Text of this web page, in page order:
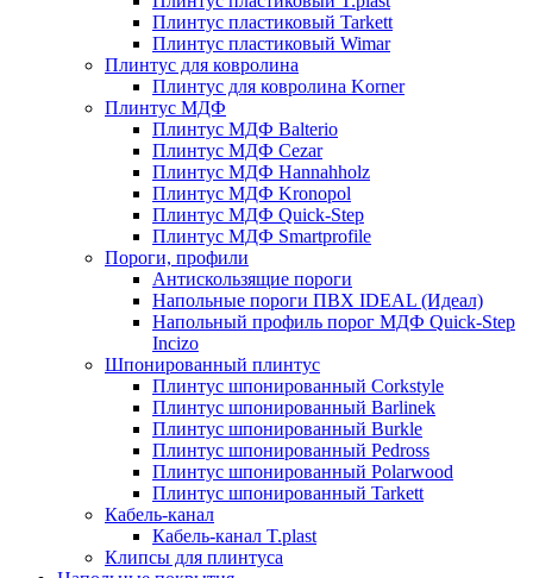
Плинтус пластиковый Tarkett
Плинтус пластиковый Wimar
Плинтус для ковролина
Плинтус для ковролина Korner
Плинтус МДФ
Плинтус МДФ Balterio
Плинтус МДФ Cezar
Плинтус МДФ Hannahholz
Плинтус МДФ Kronopol
Плинтус МДФ Quick-Step
Плинтус МДФ Smartprofile
Пороги, профили
Антискользящие пороги
Напольные пороги ПВХ IDEAL (Идеал)
Напольный профиль порог МДФ Quick-Step
Incizo
Шпонированный плинтус
Плинтус шпонированный Corkstyle
Плинтус шпонированный Barlinek
Плинтус шпонированный Burkle
Плинтус шпонированный Pedross
Плинтус шпонированный Polarwood
Плинтус шпонированный Tarkett
Кабель-канал
Кабель-канал T.plast
Клипсы для плинтуса